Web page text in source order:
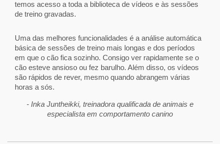
temos acesso a toda a biblioteca de vídeos e às sessões
de treino gravadas.
Uma das melhores funcionalidades é a análise automática
básica de sessões de treino mais longas e dos períodos
em que o cão fica sozinho. Consigo ver rapidamente se o
cão esteve ansioso ou fez barulho. Além disso, os vídeos
são rápidos de rever, mesmo quando abrangem várias
horas a sós.
- Inka Juntheikki, treinadora qualificada de animais e
especialista em comportamento canino